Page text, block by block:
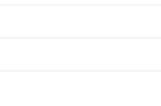
除權合理例外情事適用準則第2條第5